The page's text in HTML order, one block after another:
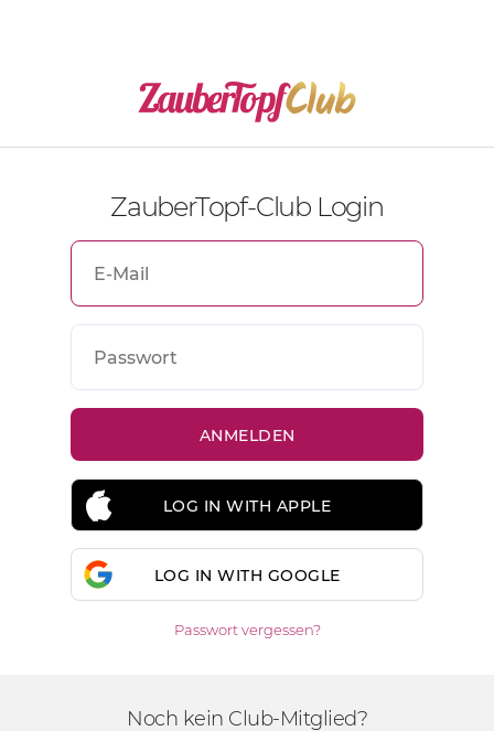
ZauberTopf-Club Login
LOG IN WITH APPLE
LOG IN WITH GOOGLE
Passwort vergessen?
Noch kein Club-Mitglied?